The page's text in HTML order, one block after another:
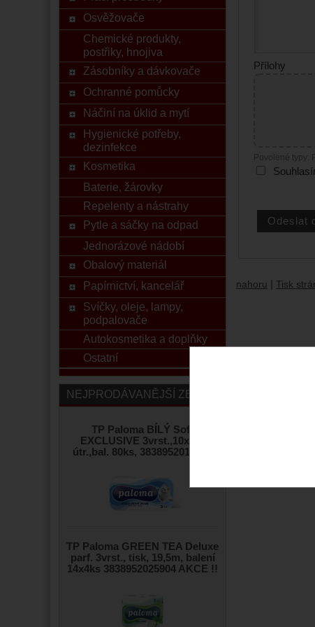
Přílohy
Povolené typy:
nahoru Tisk
Osvěžovače
Chemické produkty,
postřiky, hnojiva
Zásobníky a dávkovače
Ochranné pomůcky
Náčiní na úklid a mytí
Hygienické potřeby,
dezinfekce
Kosmetika
Baterie, žárovky
Repelenty a nástrahy
Pytle a sáčky na odpad
Jednorázové nádobí
Obalový materiál
Papírnictví, kancelář
Svíčky, oleje, lampy,
podpalovače
Autokosmetika a doplňky
Ostatní
NEJPRODÁVANĚJŠÍ ZBOŽÍ
TP Paloma BÍLÝ Soft
EXCLUSIVE 3vrst.,10x110
útr.,bal. 80ks, 3838952016643
TP Paloma GREEN TEA Deluxe
parf. 3vrst., tisk, 19,5m, balení
14x4ks 3838952025904 AKCE !!